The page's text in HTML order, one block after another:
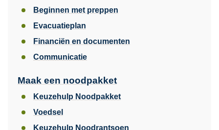
Beginnen met preppen
Evacuatieplan
Financiën en documenten
Communicatie
Maak een noodpakket
Keuzehulp Noodpakket
Voedsel
Keuzehulp Noodrantsoen